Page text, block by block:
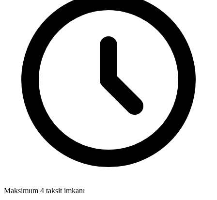
Maksimum 4 taksit imkanı